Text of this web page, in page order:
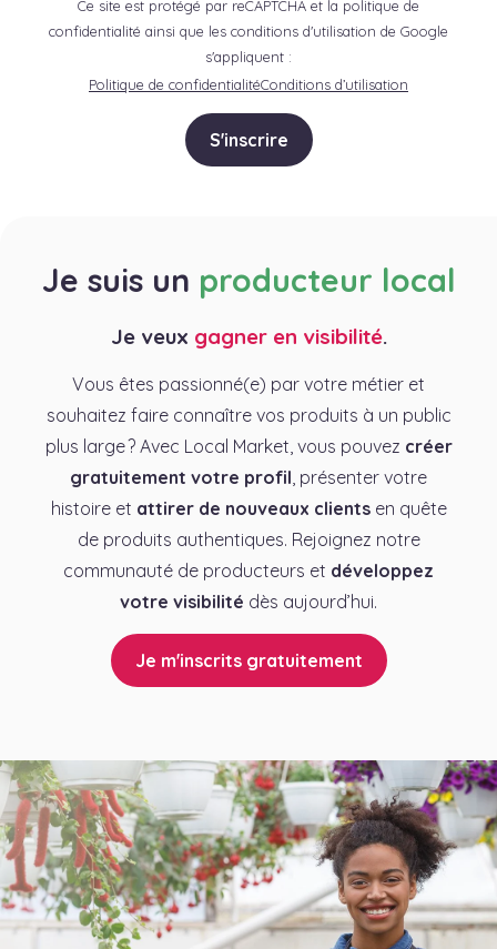
Ce site est protégé par reCAPTCHA et la politique de
confidentialité ainsi que les conditions d'utilisation de Google
s'appliquent :
Politique de confidentialitéConditions d’utilisation
S'inscrire
Je suis un producteur local
Je veux gagner en visibilité.
Vous êtes passionné(e) par votre métier et
souhaitez faire connaître vos produits à un public
plus large ? Avec Local Market, vous pouvez créer
gratuitement votre profil , présenter votre
histoire et attirer de nouveaux clientsen quête
de produits authentiques. Rejoignez notre
communauté de producteurs et développez
votre visibilité dès aujourd’hui.
Je m'inscrits gratuitement